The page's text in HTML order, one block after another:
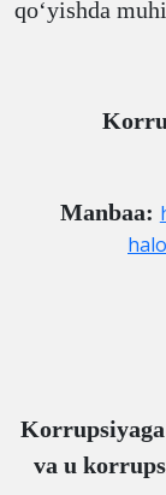
qo‘yishda
Manbaa:
va u